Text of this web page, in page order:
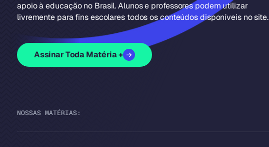
apoio à educação no Brasil. Alunos e professores podem utilizar
livremente para fins escolares todos os conteúdos disponíveis no site.
Assinar Toda Matéria +
NOSSAS MATÉRIAS: